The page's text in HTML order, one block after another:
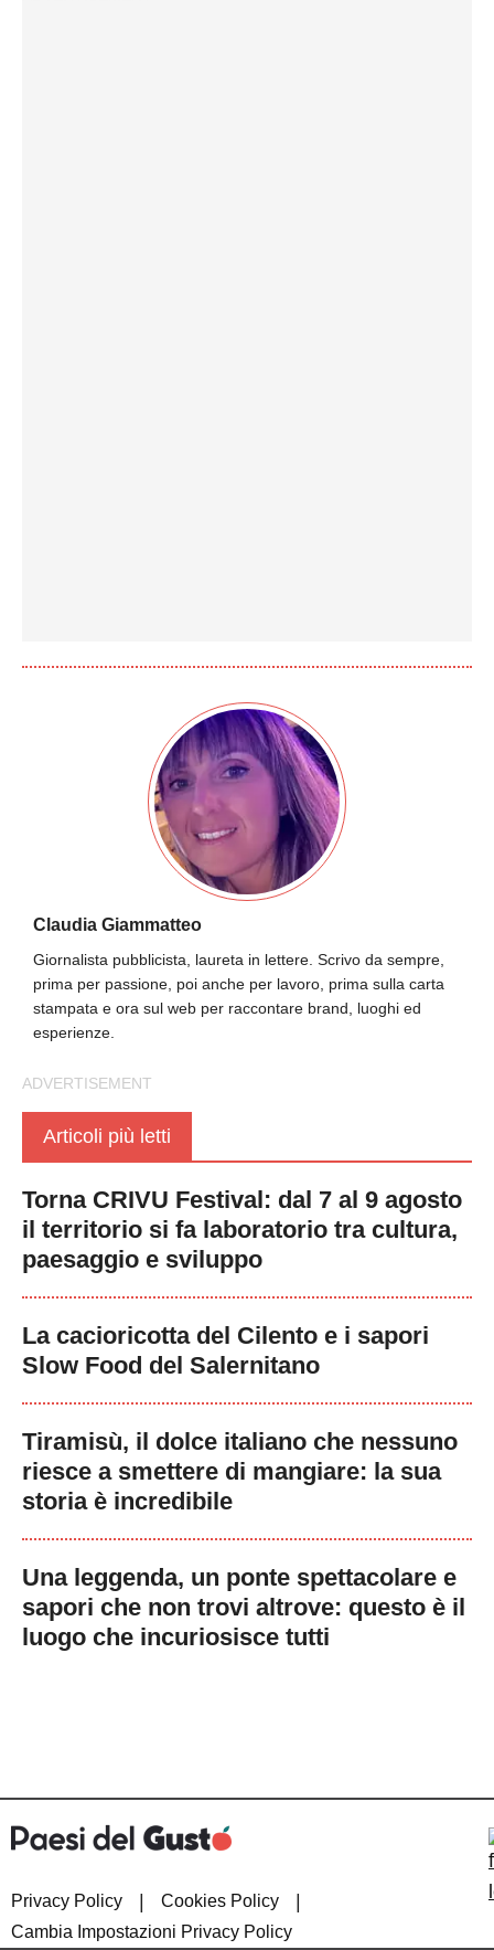
Claudia Giammatteo
Giornalista pubblicista, laureta in lettere. Scrivo da sempre,
prima per passione, poi anche per lavoro, prima sulla carta
stampata e ora sul web per raccontare brand, luoghi ed
esperienze.
Articoli più letti
Torna CRIVU Festival: dal 7 al 9 agosto
il territorio si fa laboratorio tra cultura,
paesaggio e sviluppo
La cacioricotta del Cilento e i sapori
Slow Food del Salernitano
Tiramisù, il dolce italiano che nessuno
riesce a smettere di mangiare: la sua
storia è incredibile
Una leggenda, un ponte spettacolare e
sapori che non trovi altrove: questo è il
luogo che incuriosisce tutti
Privacy Policy | Cookies Policy |
Cambia Impostazioni Privacy Policy